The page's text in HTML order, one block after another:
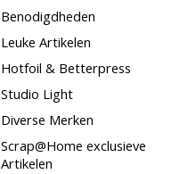
Benodigdheden
Leuke Artikelen
Hotfoil & Betterpress
Studio Light
Diverse Merken
Scrap@Home exclusieve
Artikelen